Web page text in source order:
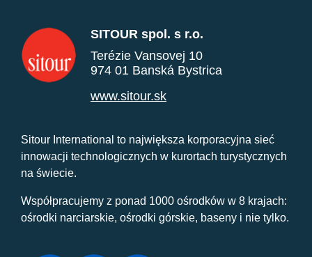
SITOUR spol. s r.o.
Terézie Vansovej 10
974 01 Banská Bystrica
www.sitour.sk
Sitour International to największa korporacyjna sieć
innowacji technologicznych w kurortach turystycznych
na świecie.
Współpracujemy z ponad 1000 ośrodków w 8 krajach:
ośrodki narciarskie, ośrodki górskie, baseny i nie tylko.